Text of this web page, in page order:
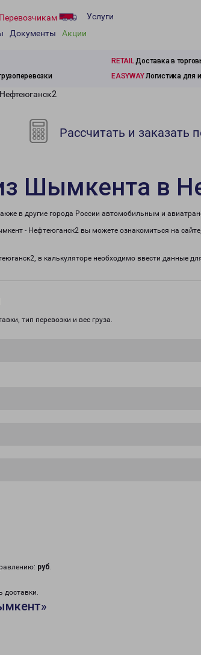
Перевозчикам
Услуги
Документы Акции
RETAILДоставка в
EASYWAYЛогистика для
Рассчитать и заказать
Шымкента в
в другие города России автомобильным и
- Нефтеюганск2 вы можете ознакомиться на
в калькуляторе необходимо ввести данные
тип перевозки и вес груза.
руб.
доставки.